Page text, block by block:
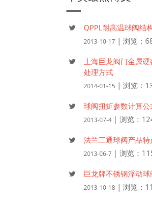
QPPL耐高温球阀结
2013-10-17| 浏览：
上海巨龙阀门金属
处理方式
2014-01-15 | 浏览：
球阀扭矩参数计算公
2013-07-4| 浏览：
法兰三通球阀产品
2013-06-7| 浏览：
巨龙牌不锈钢浮动
2013-10-18| 浏览：